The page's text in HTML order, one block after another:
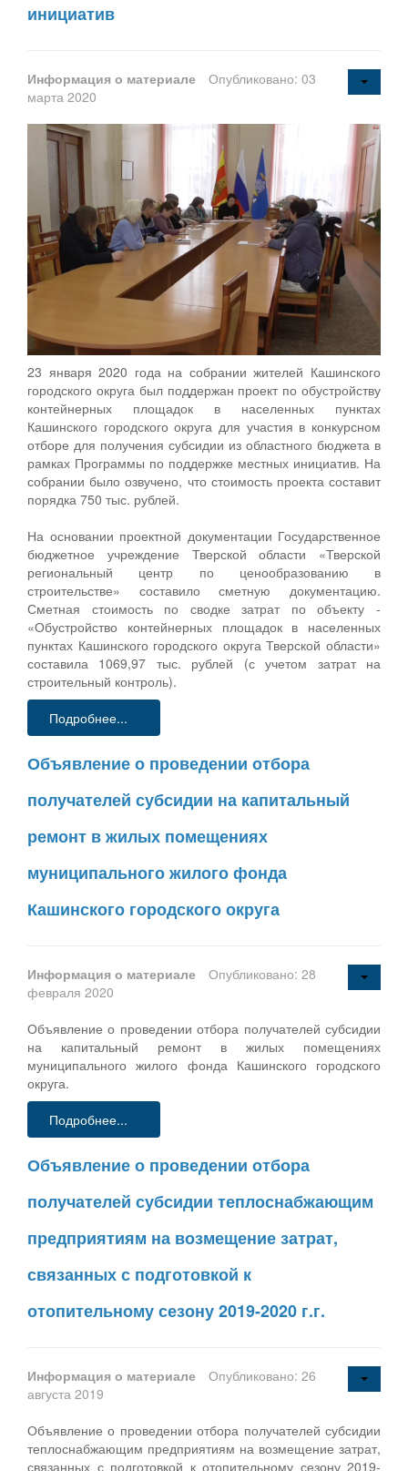
инициатив
Информация о материале
Опубликовано: 03
марта 2020
23 января 2020 года на собрании жителей Кашинского
городского округа был поддержан проект по обустройству
контейнерных площадок в населенных пунктах
Кашинского городского округа для участия в конкурсном
отборе для получения субсидии из областного бюджета в
рамках Программы по поддержке местных инициатив. На
собрании было озвучено, что стоимость проекта составит
порядка 750 тыс. рублей.
На основании проектной документации Государственное
бюджетное учреждение Тверской области «Тверской
региональный центр по ценообразованию в
строительстве» составило сметную документацию.
Сметная стоимость по сводке затрат по объекту -
«Обустройство контейнерных площадок в населенных
пунктах Кашинского городского округа Тверской области»
составила 1069,97 тыс. рублей (с учетом затрат на
строительный контроль).
Подробнее...
Объявление о проведении отбора
получателей субсидии на капитальный
ремонт в жилых помещениях
муниципального жилого фонда
Кашинского городского округа
Информация о материале
Опубликовано: 28
февраля 2020
Объявление о проведении отбора получателей субсидии
на капитальный ремонт в жилых помещениях
муниципального жилого фонда Кашинского городского
округа.
Подробнее...
Объявление о проведении отбора
получателей субсидии теплоснабжающим
предприятиям на возмещение затрат,
связанных с подготовкой к
отопительному сезону 2019-2020 г.г.
Информация о материале
Опубликовано: 26
августа 2019
Объявление о проведении отбора получателей субсидии
теплоснабжающим предприятиям на возмещение затрат,
связанных с подготовкой к отопительному сезону 2019-